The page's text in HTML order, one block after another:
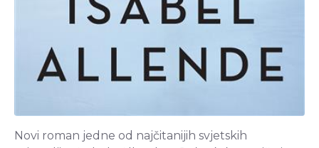
Novi roman jedne od najčitanijih svjetskih